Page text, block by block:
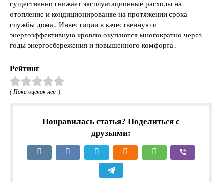
существенно снижает эксплуатационные расходы на
отопление и кондиционирование на протяжении срока
службы дома․ Инвестиции в качественную и
энергоэффективную кровлю окупаются многократно через
годы энергосбережения и повышенного комфорта․
Рейтинг
( Пока оценок нет )
Понравилась статья? Поделиться с
друзьями: